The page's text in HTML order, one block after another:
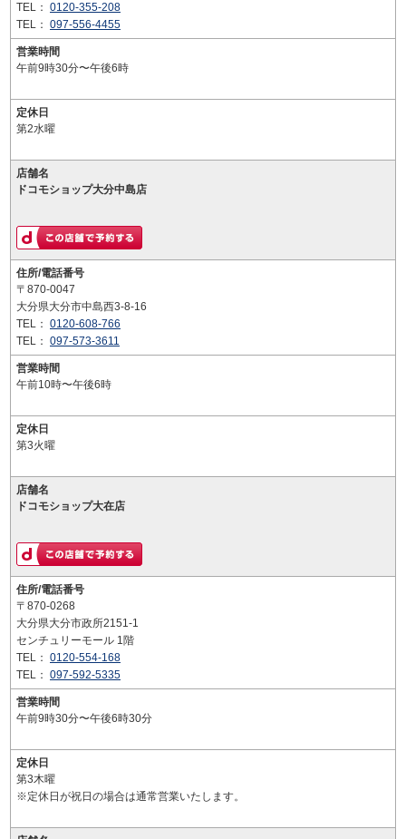
TEL： 0120-355-208
TEL： 097-556-4455
営業時間
午前9時30分〜午後6時
定休日
第2水曜
店舗名
ドコモショップ大分中島店
住所/電話番号
〒870-0047
大分県大分市中島西3-8-16
TEL： 0120-608-766
TEL： 097-573-3611
営業時間
午前10時〜午後6時
定休日
第3火曜
店舗名
ドコモショップ大在店
住所/電話番号
〒870-0268
大分県大分市政所2151-1
センチュリーモール 1階
TEL： 0120-554-168
TEL： 097-592-5335
営業時間
午前9時30分〜午後6時30分
定休日
第3木曜
※定休日が祝日の場合は通常営業いたします。